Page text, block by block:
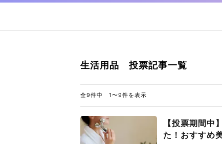
生活用品 投票記事一覧
全9件中 1〜9件を表示
【投票期間
た！おすすめ